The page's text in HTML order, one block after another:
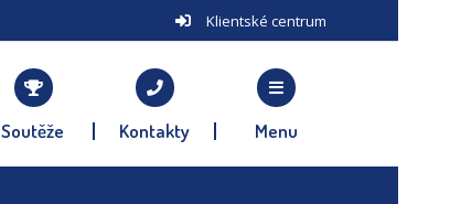
Klientské centrum
Soutěže Kontakty Menu